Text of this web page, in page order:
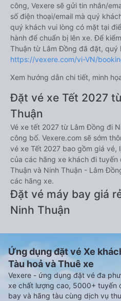
công, Vexere sẽ gửi tin nhắn/
số điện thoại/email mà quý
quý khách vui lòng có mặt tại
hành để chuẩn bị lên xe. Để
Thuận từ Lâm Đồng đã đặt, quý
https://vexere.com/vi-VN/
Xem hướng dẫn chi tiết, minh
Đặt vé xe Tết 2027
Thuận
Vé xe tết 2027 từ Lâm Đồng đi
công bố. Vexere.com sẽ sớm
vé xe Tết 2027 bao gồm giá vé,
của các hãng xe khách đi
Thuận và Ninh Thuận - Lâm
các hãng xe.
Đặt vé máy bay giá
Ninh Thuận
Ứng dụng đặt vé Xe
Tàu hoả và Thuê xe
Vexere - ứng dụng đặt vé đa
xe chất lượng cao, 5000+ tuyến
bay và hãng tàu cùng dịch vụ